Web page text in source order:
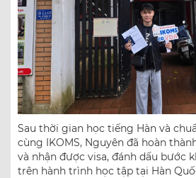
Sau thời gian học tiếng Hàn và
cùng IKOMS, Nguyên đã hoàn
và nhận được visa, đánh dấu bước
trên hành trình học tập tại Hàn